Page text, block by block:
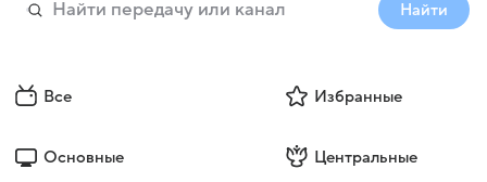
Найти
Все Избранные
Основные Центральные